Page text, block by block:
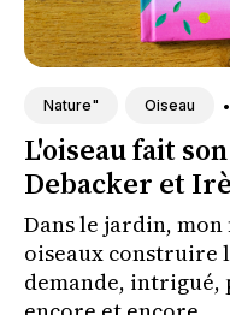
Nature" Oiseau •
L'oiseau fait
Debacker et
Dans le jardin,
oiseaux construire
demande,